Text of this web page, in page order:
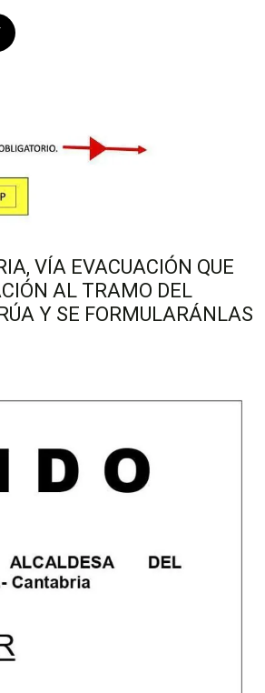
VÍA EVACUACIÓN QUE
AL TRAMO DEL
Y SE FORMULARÁNLAS